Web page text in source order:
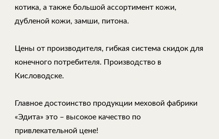
котика, а также большой ассортимент кожи,
дубленой кожи, замши, питона.
Цены от производителя, гибкая система скидок для
конечного потребителя. Производство в
Кисловодске.
Главное достоинство продукции меховой фабрики
«Эдита» это – высокое качество по
привлекательной цене!